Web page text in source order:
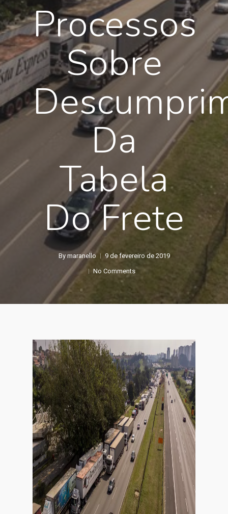
Processos
Sobre
Da
Tabela
Do Frete
By maranello
9 de fevereiro de 2019
No Comments